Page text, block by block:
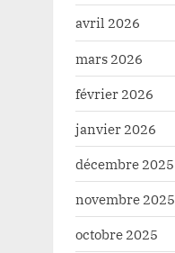
avril 2026
mars 2026
février 2026
janvier 2026
décembre 2025
novembre 2025
octobre 2025